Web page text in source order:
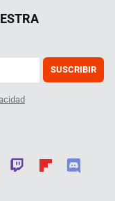
SUSCRIBIR